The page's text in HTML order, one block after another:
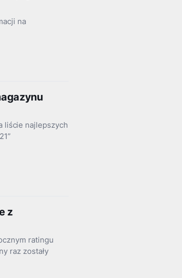
na
liście najlepszych
z
ratingu
raz zostały